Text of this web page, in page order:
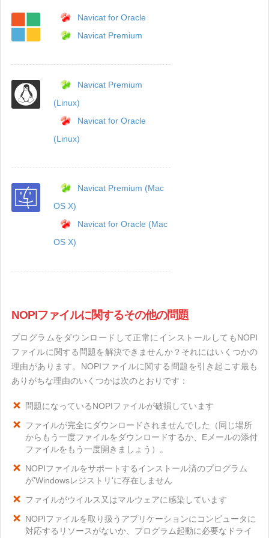
Navicat for Oracle
Navicat Premium
Navicat Premium
(Linux)
Navicat for Oracle
(Linux)
Navicat Premium (Mac
OS X)
Navicat for Oracle (Mac
OS X)
NOPIファイルに関するその他の問題
プログラムをダウンロードして正常にインストールしてもNOPI
ファイルに関する問題を解決できませんか？それにはいくつかの
理由があります。NOPIファイルに関する問題を引き起こす最も
ありがちな理由のいくつかは次のとおりです：
問題になっているNOPIファイルが破損しています
ファイルが完全にダウンロードされませんでした（同じ場所
からもう一度ファイルをダウンロードするか、Eメールの添付
ファイルをもう一度開きましょう）。
NOPIファイルをサポートするインストール済のプログラム
が'Windowsレジストリ'に存在しません
ファイルがウイルス又はマルウェアに感染しています
NOPIファイルを取り扱うアプリケーションにコンピュータに
対応するリソースがないか、プログラム起動に必要なドライ